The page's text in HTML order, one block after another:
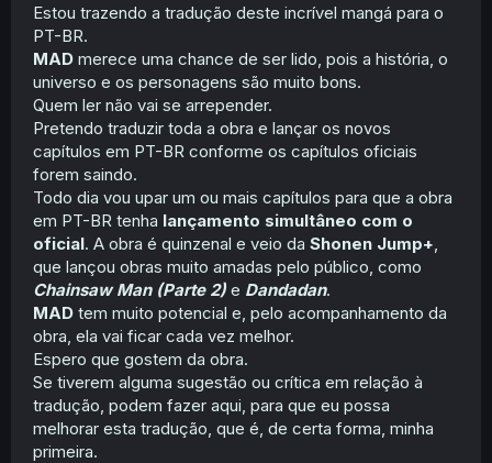
Estou trazendo a tradução deste incrível mangá para o
PT-BR.
MAD merece uma chance de ser lido, pois a história, o
universo e os personagens são muito bons.
Quem ler não vai se arrepender.
Pretendo traduzir toda a obra e lançar os novos
capítulos em PT-BR conforme os capítulos oficiais
forem saindo.
Todo dia vou upar um ou mais capítulos para que a obra
em PT-BR tenha lançamento simultâneo com o
oficial. A obra é quinzenal e veio da Shonen Jump+
que lançou obras muito amadas pelo público, como
Chainsaw Man (Parte 2) e Dandadan.
MAD tem muito potencial e, pelo acompanhamento da
obra, ela vai ficar cada vez melhor.
Espero que gostem da obra.
Se tiverem alguma sugestão ou crítica em relação à
tradução, podem fazer aqui, para que eu possa
melhorar esta tradução, que é, de certa forma, minha
primeira.